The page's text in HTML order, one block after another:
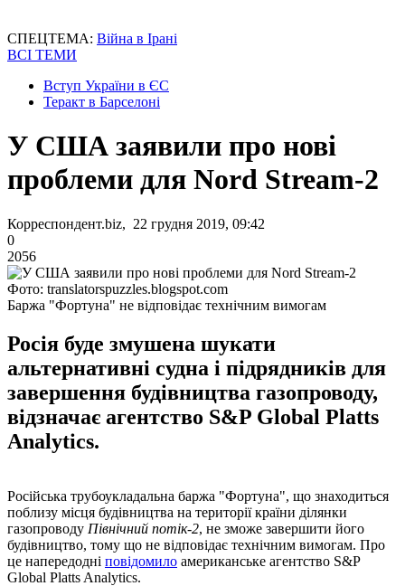
СПЕЦТЕМА: Війна в Ірані
ВСІ ТЕМИ
Вступ України в ЄС
Теракт в Барселоні
У США заявили про нові
проблеми для Nord Stream-2
Корреспондент.biz, 22 грудня 2019, 09:42
0
2056
Фото: translatorspuzzles.blogspot.com
Баржа "Фортуна" не відповідає технічним вимогам
Росія буде змушена шукати
альтернативні судна і підрядників для
завершення будівництва газопроводу,
відзначає агентство S&P Global Platts
Analytics.
Російська трубоукладальна баржа "Фортуна", що знаходиться
поблизу місця будівництва на території країни ділянки
газопроводу Північний потік-2, не зможе завершити його
будівництво, тому що не відповідає технічним вимогам. Про
це напередодні повідомило американське агентство S&P
Global Platts Analytics.